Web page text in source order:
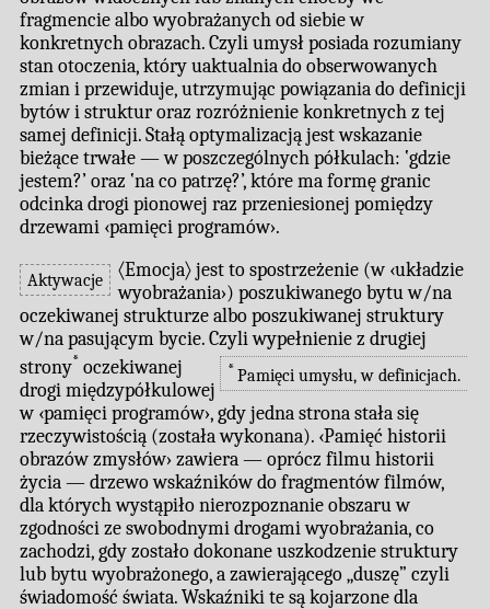
fragmencie albo wyobrażanych od siebie w
konkretnych obrazach. Czyli umysł posiada rozumiany
stan otoczenia, który uaktualnia do obserwowanych
zmian i przewiduje, utrzymując powiązania do definicji
bytów i struktur oraz rozróżnienie konkretnych z tej
samej definicji. Stałą optymalizacją jest wskazanie
bieżące trwałe — w poszczególnych półkulach: ‛gdzie
jestem?’ oraz ‛na co patrzę?’, które ma formę granic
odcinka drogi pionowej raz przeniesionej pomiędzy
drzewami ‹pamięci programów›.
Aktywacje
〈Emocja〉 jest to spostrzeżenie (w ‹układzie
wyobrażania›) poszukiwanego bytu w/na
oczekiwanej strukturze albo poszukiwanej struktury
w/na pasującym bycie. Czyli wypełnienie z drugiej
strony* *Pamięci umysłu, w definicjach.
oczekiwanej
drogi międzypółkulowej
w ‹pamięci programów›, gdy jedna strona stała się
rzeczywistością (została wykonana). ‹Pamięć historii
obrazów zmysłów› zawiera — oprócz filmu historii
życia — drzewo wskaźników do fragmentów filmów,
dla których wystąpiło nierozpoznanie obszaru w
zgodności ze swobodnymi drogami wyobrażania, co
zachodzi, gdy zostało dokonane uszkodzenie struktury
lub bytu wyobrażonego, a zawierającego „duszę” czyli
świadomość świata. Wskaźniki te są kojarzone dla